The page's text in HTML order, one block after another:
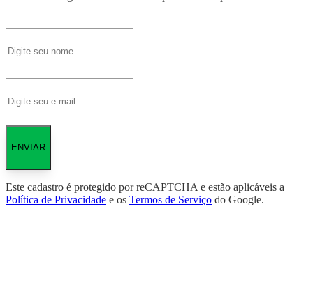
ENVIAR
Este cadastro é protegido por reCAPTCHA e estão aplicáveis a
Política de Privacidade e os Termos de Serviço do Google.